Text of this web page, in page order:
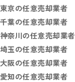
東京の任意売却業者
千葉の任意売却業者
神奈川の任意売却業者
埼玉の任意売却業者
大阪の任意売却業者
愛知の任意売却業者